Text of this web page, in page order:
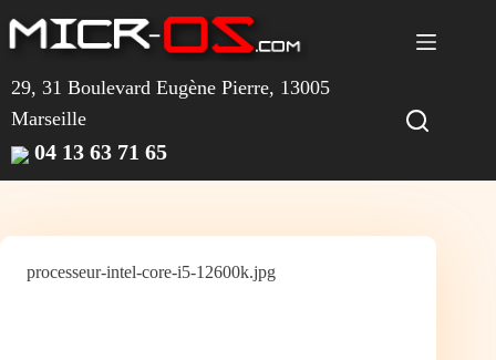
au
contenu
29, 31 Boulevard Eugène Pierre, 13005
Marseille
04 13 63 71 65
processeur-intel-core-i5-12600k.jpg